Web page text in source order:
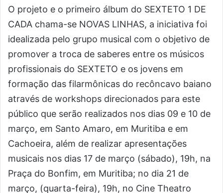
O projeto e o primeiro álbum do SEXTETO 1 DE
CADA chama-se NOVAS LINHAS, a iniciativa foi
idealizada pelo grupo musical com o objetivo de
promover a troca de saberes entre os músicos
profissionais do SEXTETO e os jovens em
formação das filarmônicas do recôncavo baiano
através de workshops direcionados para este
público que serão realizados nos dias 09 e 10 de
março, em Santo Amaro, em Muritiba e em
Cachoeira, além de realizar apresentações
musicais nos dias 17 de março (sábado), 19h, na​
Praça do Bonfim, em Muritiba; no dia 21 de
março, (quarta-feira), 19h, no Cine Theatro